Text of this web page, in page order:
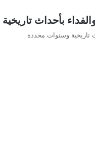
بأحداث
تاريخية وسنوات محددة